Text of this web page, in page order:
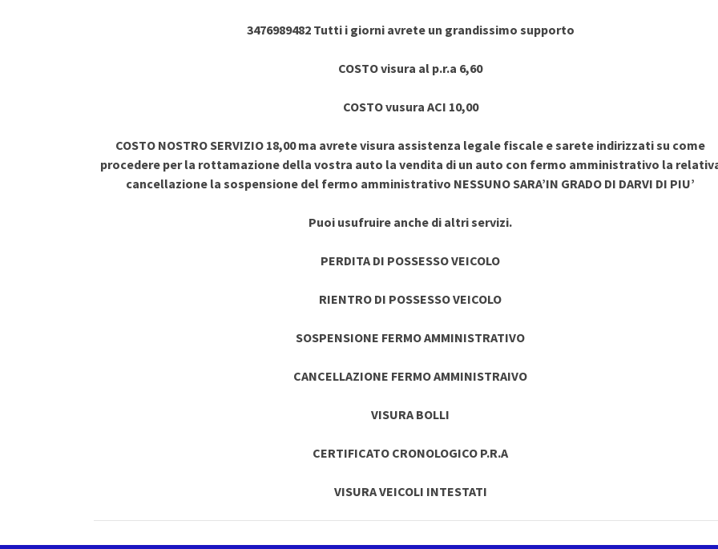
3476989482 Tutti i giorni avrete un grandissimo supporto
COSTO visura al p.r.a 6,60
COSTO vusura ACI 10,00
COSTO NOSTRO SERVIZIO 18,00 ma avrete visura assistenza legale fiscale e sarete indirizzati su come
procedere per la rottamazione della vostra auto la vendita di un auto con fermo amministrativo la
cancellazione la sospensione del fermo amministrativo NESSUNO SARA’IN GRADO DI DARVI DI PIU’
Puoi usufruire anche di altri servizi.
PERDITA DI POSSESSO VEICOLO
RIENTRO DI POSSESSO VEICOLO
SOSPENSIONE FERMO AMMINISTRATIVO
CANCELLAZIONE FERMO AMMINISTRAIVO
VISURA BOLLI
CERTIFICATO CRONOLOGICO P.R.A
VISURA VEICOLI INTESTATI